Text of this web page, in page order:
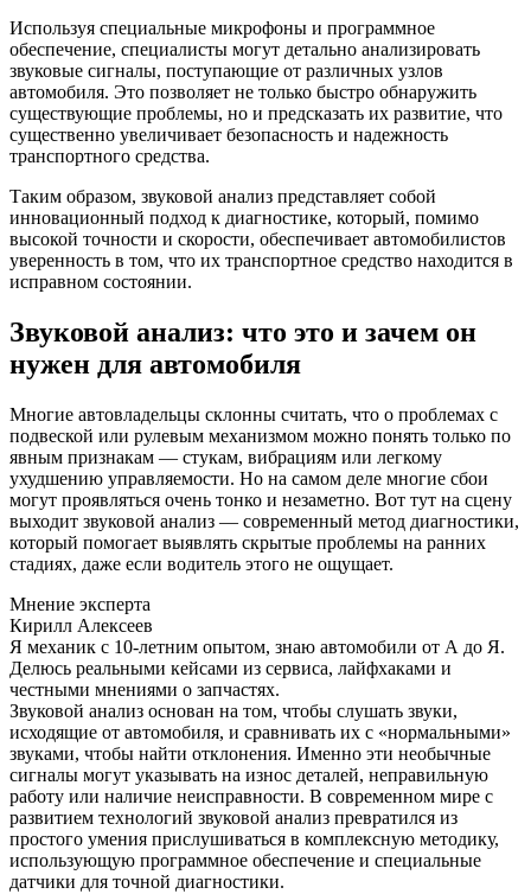
Используя специальные микрофоны и программное
обеспечение, специалисты могут детально анализировать
звуковые сигналы, поступающие от различных узлов
автомобиля. Это позволяет не только быстро обнаружить
существующие проблемы, но и предсказать их развитие, что
существенно увеличивает безопасность и надежность
транспортного средства.
Таким образом, звуковой анализ представляет собой
инновационный подход к диагностике, который, помимо
высокой точности и скорости, обеспечивает автомобилистов
уверенность в том, что их транспортное средство находится в
исправном состоянии.
Звуковой анализ: что это и зачем он
нужен для автомобиля
Многие автовладельцы склонны считать, что о проблемах с
подвеской или рулевым механизмом можно понять только по
явным признакам — стукам, вибрациям или легкому
ухудшению управляемости. Но на самом деле многие сбои
могут проявляться очень тонко и незаметно. Вот тут на сцену
выходит звуковой анализ — современный метод диагностики,
который помогает выявлять скрытые проблемы на ранних
стадиях, даже если водитель этого не ощущает.
Мнение эксперта
Кирилл Алексеев
Я механик с 10-летним опытом, знаю автомобили от А до Я.
Делюсь реальными кейсами из сервиса, лайфхаками и
честными мнениями о запчастях.
Звуковой анализ основан на том, чтобы слушать звуки,
исходящие от автомобиля, и сравнивать их с «нормальными»
звуками, чтобы найти отклонения. Именно эти необычные
сигналы могут указывать на износ деталей, неправильную
работу или наличие неисправности. В современном мире с
развитием технологий звуковой анализ превратился из
простого умения прислушиваться в комплексную методику,
использующую программное обеспечение и специальные
датчики для точной диагностики.